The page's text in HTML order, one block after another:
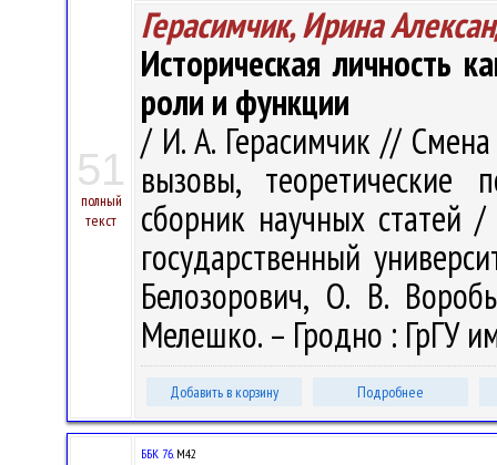
51
полный
текст
Герасимчик, Ирина
Историческая личность
роли и функции
/ И. А. Герасимчик //
вызовы, теоретические
сборник научных статей
государственный
Белозорович, О. В.
Мелешко. – Гродно : ГрГУ
Добавить в корзину Подробнее
ББК 76.М42